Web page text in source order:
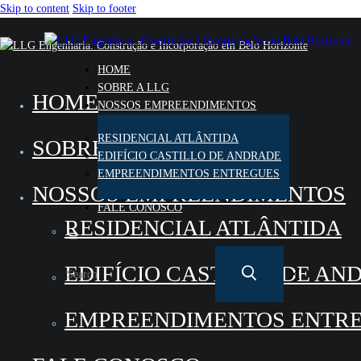
Skip to content Skip to footer
HOME
SOBRE A LLG
NOSSOS EMPREENDIMENTOS
RESIDENCIAL ATLÂNTIDA
EDIFÍCIO CASTILLO DE ANDRADE
EMPREENDIMENTOS ENTREGUES
FALE CONOSCO
HOME
SOBRE A LLG
NOSSOS EMPREENDIMENTOS
RESIDENCIAL ATLÂNTIDA
EDIFÍCIO CASTILLO DE
EMPREENDIMENTOS